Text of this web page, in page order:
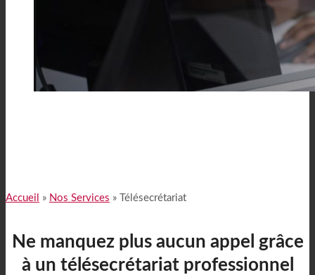
Accueil » Nos Services » Télésecrétariat
Ne manquez plus aucun appel grâce
à un télésecrétariat professionnel